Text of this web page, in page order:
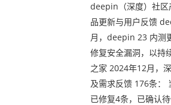
deepin（深度）社
品更新与用户反馈
月，deepin 23 内测
修复安全漏洞，以持
之家 2024年12月，
及需求反馈 176条：
已修复4条，已确认